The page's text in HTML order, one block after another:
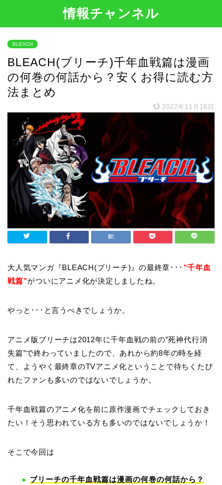
情報チャンネル
BLEACH
BLEACH(ブリーチ)千年血戦篇は漫画
の何巻の何話から？安くお得に読む方
法まとめ
2022年11月16日
大人気マンガ『BLEACH(ブリーチ)』の最終章･･･ ”千年血
戦篇”がついにアニメ化が決定しましたね。
やっと･･･と言うべきでしょうか。
アニメ版ブリーチは2012年に千年血戦の前の”死神代行消
失篇”で終わっていましたので、あれから約8年の時を経
て、ようやく最終章のTVアニメ化ということで待ちくたび
れたファンも多いのではないでしょうか。
千年血戦篇のアニメ化を前に原作漫画でチェックしておき
たい！そう思われている方も多いのではないでしょうか！
そこで今回は
ブリーチの千年血戦篇は漫画の何巻の何話から？